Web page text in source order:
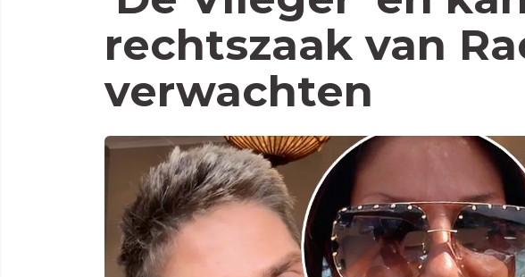
rechtszaak van
verwachten